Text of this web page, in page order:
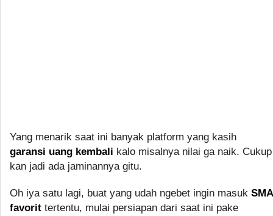
Yang menarik saat ini banyak platform yang kasih
garansi uang kembali kalo misalnya nilai ga naik. Cukup
kan jadi ada jaminannya gitu.
Oh iya satu lagi, buat yang udah ngebet ingin masuk SMA
favorit tertentu, mulai persiapan dari saat ini pake